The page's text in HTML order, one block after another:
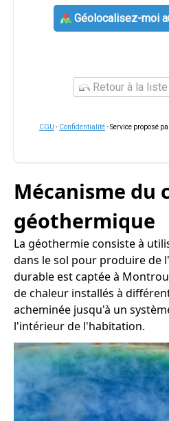
Géolocalisez-moi
Retour à la
CGU - Confidentialité- Service proposé
Mécanisme du
géothermique
La géothermie consiste à
dans le sol pour produire de
durable est captée à
de chaleur installés à
acheminée jusqu'à un
l'intérieur de l'habitation.